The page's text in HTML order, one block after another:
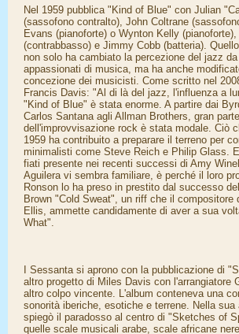
Nel 1959 pubblica "Kind of Blue" con Julian
(sassofono contralto), John Coltrane
Evans (pianoforte) o Wynton Kelly
(contrabbasso) e Jimmy Cobb (batteria).
non solo ha cambiato la percezione del jazz
appassionati di musica, ma ha anche
concezione dei musicisti. Come scritto nel
Francis Davis: "Al di là del jazz, l'influenza a
"Kind of Blue" è stata enorme. A partire dai
Carlos Santana agli Allman Brothers, gran parte
dell'improvvisazione rock è stata modale. Ciò
1959 ha contribuito a preparare il terreno per
minimalisti come Steve Reich e Philip Glass.
fiati presente nei recenti successi di Amy
Aguilera vi sembra familiare, è perché il loro
Ronson lo ha preso in prestito dal successo
Brown "Cold Sweat", un riff che il compositore
Ellis, ammette candidamente di aver a sua
What".
I Sessanta si aprono con la pubblicazione di
altro progetto di Miles Davis con l'arrangiatore
altro colpo vincente. L'album conteneva una
sonorità iberiche, esotiche e terrene. Nella sua
spiegò il paradosso al centro di "Sketches of
quelle scale musicali arabe, scale africane